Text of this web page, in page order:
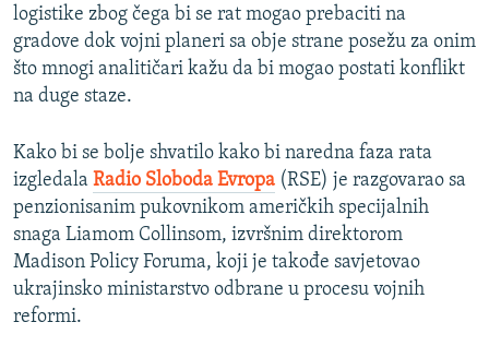
logistike zbog čega bi se rat mogao prebaciti na
gradove dok vojni planeri sa obje strane posežu za onim
što mnogi analitičari kažu da bi mogao postati konflikt
na duge staze.
Kako bi se bolje shvatilo kako bi naredna faza rata
izgledala Radio Sloboda Evropa (RSE) je razgovarao sa
penzionisanim pukovnikom američkih specijalnih
snaga Liamom Collinsom, izvršnim direktorom
Madison Policy Foruma, koji je takođe savjetovao
ukrajinsko ministarstvo odbrane u procesu vojnih
reformi.